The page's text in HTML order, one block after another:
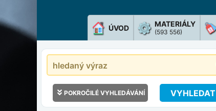
ÚVOD MATERIÁLY
(593 556)
POKROČILÉ VYHLEDÁVÁNÍ VYHLEDAT